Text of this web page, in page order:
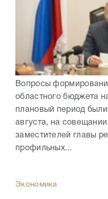
Вопросы
областного бюджета
плановый период
августа, на
заместителей главы
профильных...
Экономика